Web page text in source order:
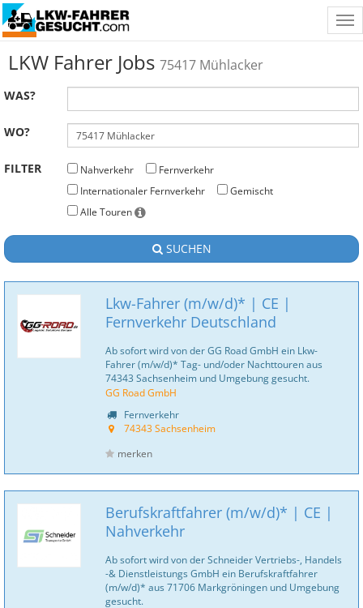
LKW Fahrer Jobs 75417 Mühlacker
WAS?
WO?
FILTER Nahverkehr
Fernverkehr
Internationaler Fernverkehr
Gemischt
Alle Touren
SUCHEN
Lkw-Fahrer (m/w/d)* | CE |
Fernverkehr Deutschland
Ab sofort wird von der GG Road GmbH ein Lkw-
Fahrer (m/w/d)* Tag- und/oder Nachttouren aus
74343 Sachsenheim und Umgebung gesucht.
GG Road GmbH
Fernverkehr
74343 Sachsenheim
merken
Berufskraftfahrer (m/w/d)* | CE |
Nahverkehr
Ab sofort wird von der Schneider Vertriebs-, Handels
-& Dienstleistungs GmbH ein Berufskraftfahrer
(m/w/d)* aus 71706 Markgröningen und Umgebung
gesucht.